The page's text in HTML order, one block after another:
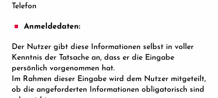
Telefon
Anmeldedaten:
Der Nutzer gibt diese Informationen selbst in voller
Kenntnis der Tatsache an, dass er die Eingabe
persönlich vorgenommen hat.
Im Rahmen dieser Eingabe wird dem Nutzer mitgeteilt,
ob die angeforderten Informationen obligatorisch sind